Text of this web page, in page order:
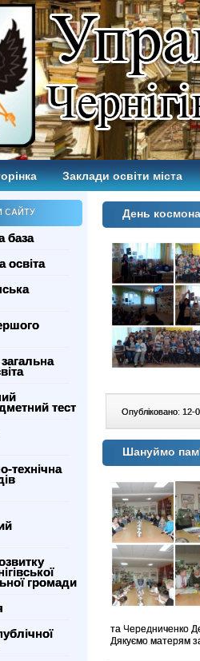
Заклади освіти міста
САЙТУ
база
освіта
тест
технічна
громади
День
Опубліковано: 12-
Шануймо
та Чередниченко
Дякуємо матерям